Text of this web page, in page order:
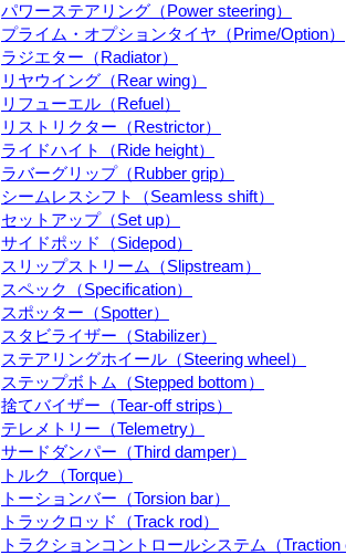
パワーステアリング（Power steering）
プライム・オプションタイヤ（Prime/Option）
ラジエター（Radiator）
リヤウイング（Rear wing）
リフューエル（Refuel）
リストリクター（Restrictor）
ライドハイト（Ride height）
ラバーグリップ（Rubber grip）
シームレスシフト（Seamless shift）
セットアップ（Set up）
サイドポッド（Sidepod）
スリップストリーム（Slipstream）
スペック（Specification）
スポッター（Spotter）
スタビライザー（Stabilizer）
ステアリングホイール（Steering wheel）
ステップボトム（Stepped bottom）
捨てバイザー（Tear-off strips）
テレメトリー（Telemetry）
サードダンパー（Third damper）
トルク（Torque）
トーションバー（Torsion bar）
トラックロッド（Track rod）
トラクションコントロールシステム（